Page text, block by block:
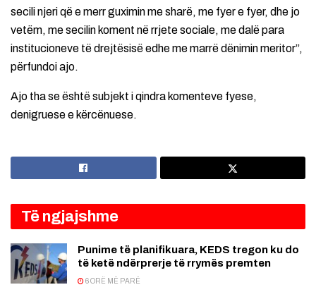
secili njeri që e merr guximin me sharë, me fyer e fyer, dhe jo
vetëm, me secilin koment në rrjete sociale, me dalë para
institucioneve të drejtësisë edhe me marrë dënimin meritor”,
përfundoi ajo.
Ajo tha se është subjekt i qindra komenteve fyese,
denigruese e kërcënuese.
Të ngjajshme
Punime të planifikuara, KEDS tregon ku do
të ketë ndërprerje të rrymës premten
6 ORË MË PARË